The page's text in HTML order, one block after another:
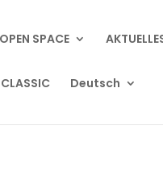
SPACE
Deutsch